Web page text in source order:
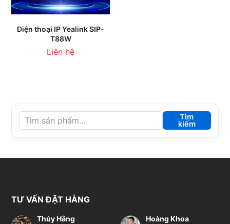
Điện thoại IP Yealink SIP-
T88W
Liên hệ
Tìm
kiếm
TƯ VẤN ĐẶT HÀNG
Thúy Hằng
Hoàng Khoa